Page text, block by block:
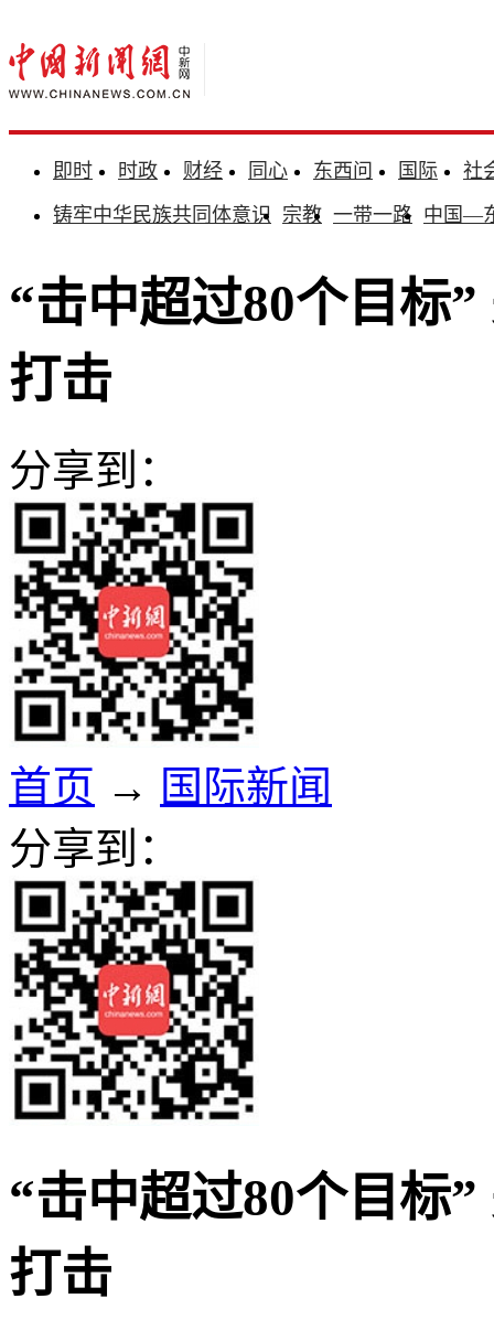
即时 时政 财经 同心 东西问 国际
社
铸牢中华民族共同体意识 宗教 一带一路 中国—
“击中超过80个目标
打击
分享到：
首页 → 国际新闻
分享到：
“击中超过80个目标
打击